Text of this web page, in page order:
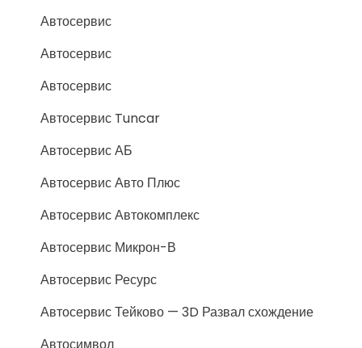
Автосервис
Автосервис
Автосервис
Автосервис Tuncar
Автосервис АБ
Автосервис Авто Плюс
Автосервис Автокомплекс
Автосервис Микрон-В
Автосервис Ресурс
Автосервис Тейково — 3D Развал схождение